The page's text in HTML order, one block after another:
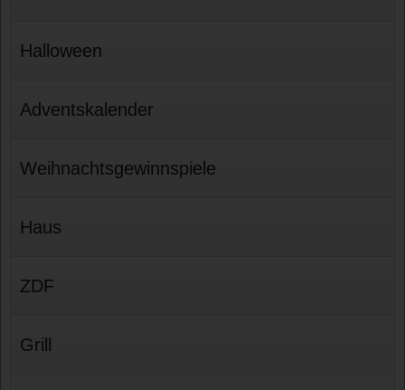
Halloween
Adventskalender
Weihnachtsgewinnspiele
Haus
ZDF
Grill